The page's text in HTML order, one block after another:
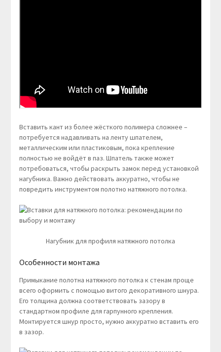
Вставить кант из более жёсткого полимера сложнее –
потребуется надавливать на ленту шпателем,
металлическим или пластиковым, пока крепление
полностью не войдёт в паз. Шпатель также может
потребоваться, чтобы раскрыть замок перед установкой
нагубника. Важно действовать аккуратно, чтобы не
повредить инструментом полотно натяжного потолка.
Нагубник для профиля натяжного потолка
Особенности монтажа
Примыкание полотна натяжного потолка к стенам проще
всего оформить с помощью витого декоративного шнура.
Его толщина должна соответствовать зазору в
стандартном профиле для гарпунного крепления.
Монтируется шнур просто, нужно аккуратно вставить его
в зазор.